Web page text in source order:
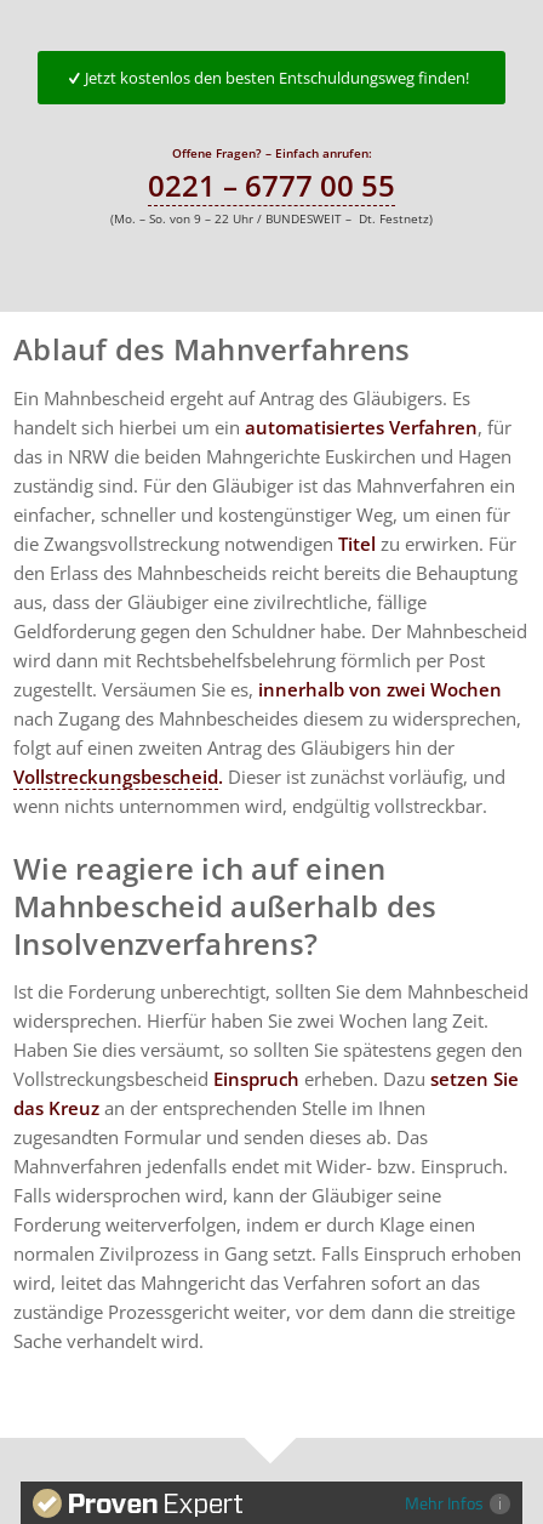
Jetzt kostenlos den besten Entschuldungsweg finden!
Offene Fragen? – Einfach anrufen:
0221 – 6777 00 55
(Mo. – So. von 9 – 22 Uhr / BUNDESWEIT – Dt. Festnetz)
Ablauf des Mahnverfahrens
Ein Mahnbescheid ergeht auf Antrag des Gläubigers. Es
handelt sich hierbei um einautomatisiertes Verfahren, für
das in NRW die beiden Mahngerichte Euskirchen und Hagen
zuständig sind. Für den Gläubiger ist das Mahnverfahren ein
einfacher, schneller und kostengünstiger Weg, um einen für
die Zwangsvollstreckung notwendigenTitel zu erwirken. Für
den Erlass des Mahnbescheids reicht bereits die Behauptung
aus, dass der Gläubiger eine zivilrechtliche, fällige
Geldforderung gegen den Schuldner habe. Der Mahnbescheid
wird dann mit Rechtsbehelfsbelehrung förmlich per Post
zugestellt. Versäumen Sie es, innerhalb von zwei Wochen
nach Zugang des Mahnbescheides diesem zu widersprechen,
folgt auf einen zweiten Antrag des Gläubigers hin der
Vollstreckungsbescheid. Dieser ist zunächst vorläufig, und
wenn nichts unternommen wird, endgültig vollstreckbar.
Wie reagiere ich auf einen
Mahnbescheid außerhalb des
Insolvenzverfahrens?
Ist die Forderung unberechtigt, sollten Sie dem Mahnbescheid
widersprechen. Hierfür haben Sie zwei Wochen lang Zeit.
Haben Sie dies versäumt, so sollten Sie spätestens gegen den
Vollstreckungsbescheid Einspruch erheben. Dazusetzen Sie
das Kreuz an der entsprechenden Stelle im Ihnen
zugesandten Formular und senden dieses ab. Das
Mahnverfahren jedenfalls endet mit Wider- bzw. Einspruch.
Falls widersprochen wird, kann der Gläubiger seine
Forderung weiterverfolgen, indem er durch Klage einen
normalen Zivilprozess in Gang setzt. Falls Einspruch erhoben
wird, leitet das Mahngericht das Verfahren sofort an das
zuständige Prozessgericht weiter, vor dem dann die streitige
Sache verhandelt wird.
Mehr Infos